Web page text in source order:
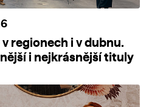
regionech i v dubnu.
i nejkrásnější tituly